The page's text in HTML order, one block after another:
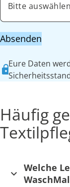
Bitte auswählen
Absenden
Eure Daten
Häufig
Welche